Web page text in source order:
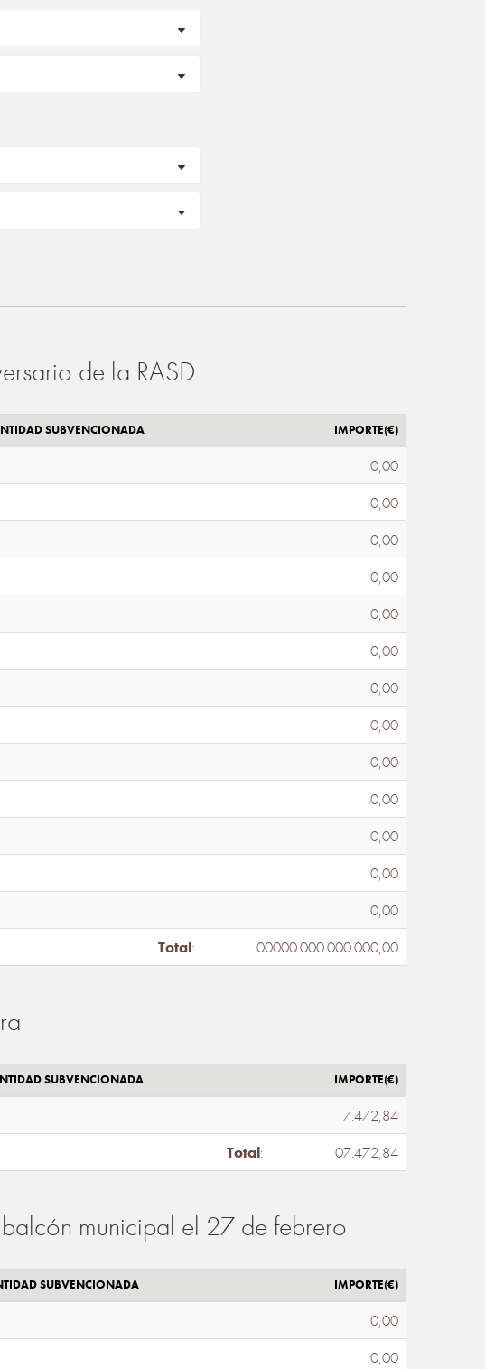
de la RASD
SUBVENCIONADA IMPORTE(€)
0,00
0,00
0,00
0,00
0,00
0,00
0,00
0,00
0,00
0,00
0,00
0,00
0,00
Total: 00000.000.000.000,00
SUBVENCIONADA IMPORTE(€)
7.472,84
Total: 07.472,84
municipal el 27 de febrero
SUBVENCIONADA IMPORTE(€)
0,00
0,00